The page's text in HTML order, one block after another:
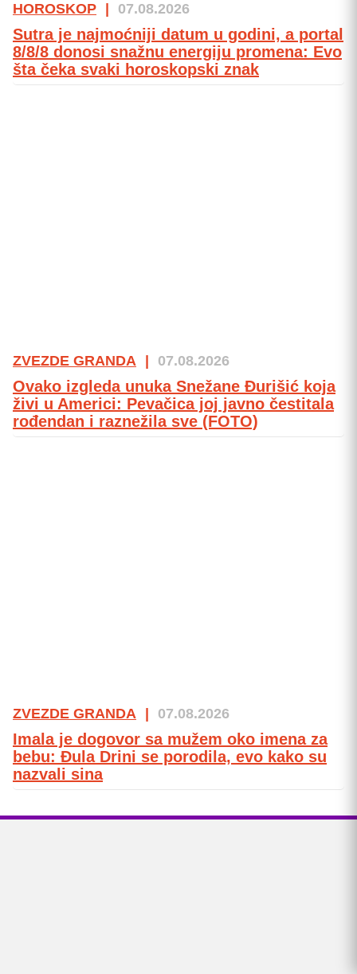
HOROSKOP 07.08.2026
Sutra je najmoćniji datum u godini, a portal
8/8/8 donosi snažnu energiju promena: Evo
šta čeka svaki horoskopski znak
ZVEZDE GRANDA 07.08.2026
Ovako izgleda unuka Snežane Đurišić koja
živi u Americi: Pevačica joj javno čestitala
rođendan i raznežila sve (FOTO)
ZVEZDE GRANDA | 07.08.2026
Imala je dogovor sa mužem oko imena za
bebu: Đula Drini se porodila, evo kako su
nazvali sina